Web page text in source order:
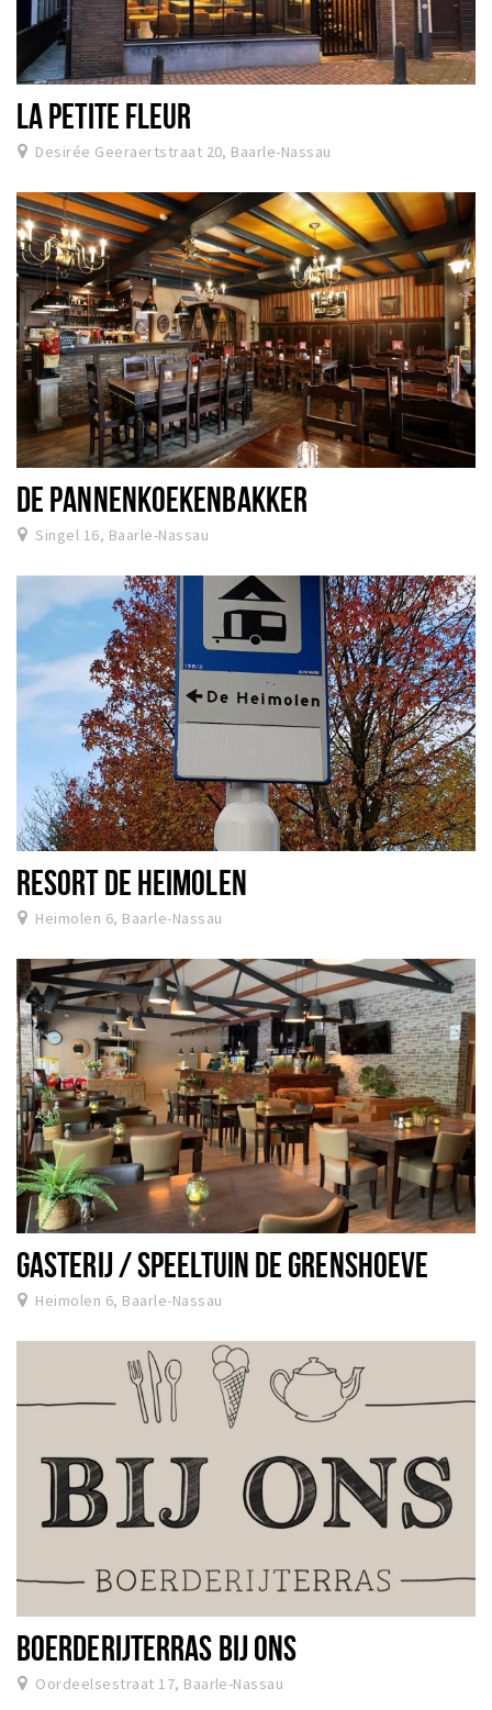
LA PETITE FLEUR
Desirée Geeraertstraat 20, Baarle-Nassau
DE PANNENKOEKENBAKKER
Singel 16, Baarle-Nassau
RESORT DE HEIMOLEN
Heimolen 6, Baarle-Nassau
GASTERIJ / SPEELTUIN DE GRENSHOEVE
Heimolen 6, Baarle-Nassau
BOERDERIJTERRAS BIJ ONS
Oordeelsestraat 17, Baarle-Nassau